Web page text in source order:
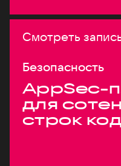
Смотреть
Безопасность
AppSec-
для
строк